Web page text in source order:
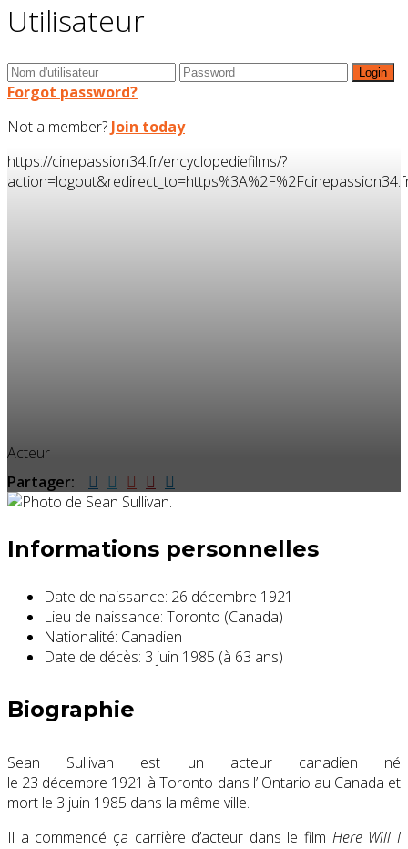
Utilisateur
Forgot password?
Not a member? Join today
https://cinepassion34.fr/encyclopediefilms/?
Acteur
Partager:
Informations personnelles
Date de naissance: 26 décembre 1921
Lieu de naissance: Toronto (Canada)
Nationalité: Canadien
Date de décès: 3 juin 1985 (à 63 ans)
Biographie
Sean Sullivan est un acteur canadien né
le 23 décembre 1921 à Toronto dans l’ Ontario au Canada et
mort le 3 juin 1985 dans la même ville.
Il a commencé ça carrière d’acteur dans le film Here Will I